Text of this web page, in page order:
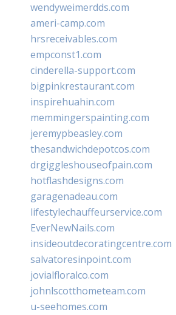
wendyweimerdds.com
ameri-camp.com
hrsreceivables.com
empconst1.com
cinderella-support.com
bigpinkrestaurant.com
inspirehuahin.com
memmingerspainting.com
jeremypbeasley.com
thesandwichdepotcos.com
drgiggleshouseofpain.com
hotflashdesigns.com
garagenadeau.com
lifestylechauffeurservice.com
EverNewNails.com
insideoutdecoratingcentre.com
salvatoresinpoint.com
jovialfloralco.com
johnlscotthometeam.com
u-seehomes.com